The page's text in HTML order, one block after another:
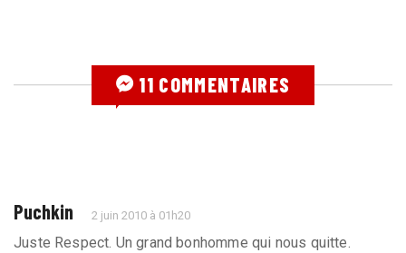
11 COMMENTAIRES
Puchkin 2 juin 2010 à 01h20
Juste Respect. Un grand bonhomme qui nous quitte.